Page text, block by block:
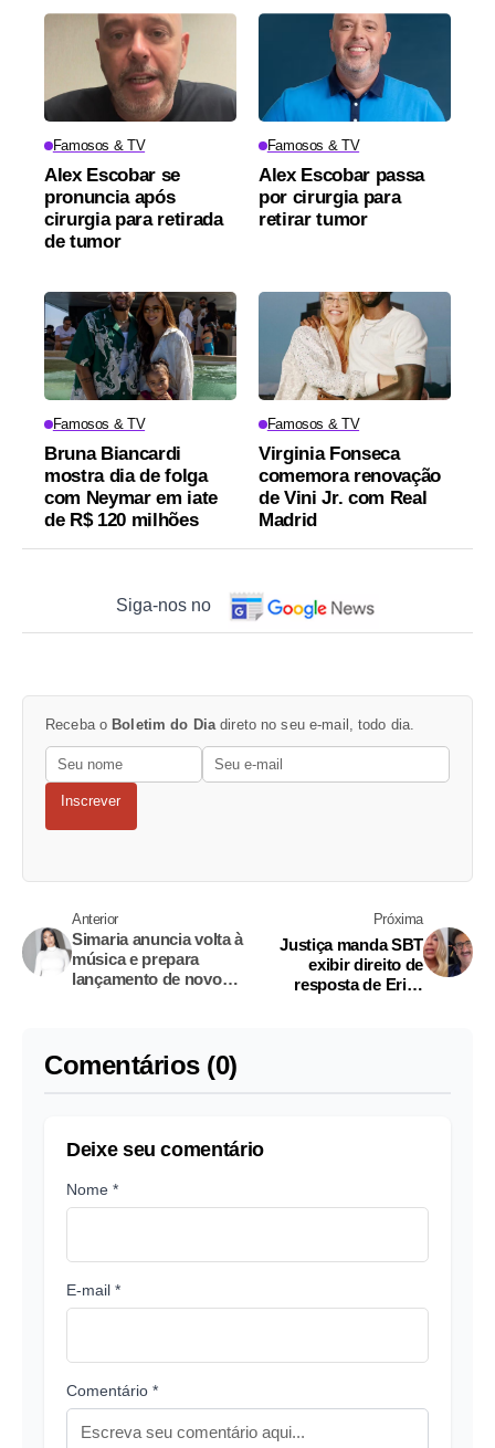
Famosos & TV
Alex Escobar se
pronuncia após
cirurgia para retirada
de tumor
Famosos & TV
Alex Escobar passa
por cirurgia para
retirar tumor
Famosos & TV
Bruna Biancardi
mostra dia de folga
com Neymar em iate
de R$ 120 milhões
Famosos & TV
Virginia Fonseca
comemora renovação
de Vini Jr. com Real
Madrid
Siga-nos no
Receba o Boletim do Dia direto no seu e-mail, todo dia.
Inscrever
Anterior
Simaria anuncia volta à
música e prepara
lançamento de novo
Próxima
Justiça manda SBT
exibir direito de
resposta de Erika
Comentários (0)
Deixe seu comentário
Nome *
E-mail *
Comentário *